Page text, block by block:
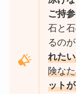
ご持
石と
るの
れた
険な
ット